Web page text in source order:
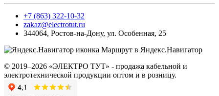
+7 (863) 322-10-32
zakaz@electrotut.ru
344064, Ростов-на-Дону, ул. Особенная, 25
Маршрут в Яндекс.Навигатор
© 2019–2026 «ЭЛЕКТРО ТУТ» - продажа кабельной и
электротехнической продукции оптом и в розницу.